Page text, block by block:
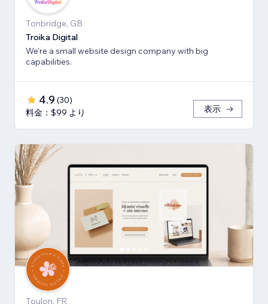
Tonbridge, GB
Troika Digital
We're a small website design company with big
capabilities.
4.9 (30)
料金：$99 より
表示
Toulon, FR